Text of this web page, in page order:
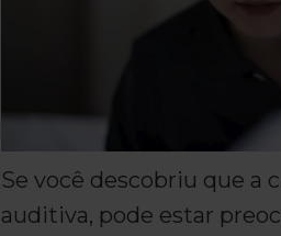
Se você descobriu que a
auditiva, pode estar